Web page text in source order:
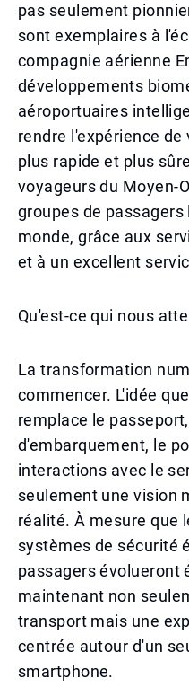
pas seulement
sont exemplaires à
compagnie aérienne
développements
aéroportuaires
rendre l'expérience
plus rapide et plus
voyageurs du Moyen-
groupes de
monde, grâce aux
et à un excellent
Qu'est-ce qui nous
La transformation
commencer. L'idée
remplace le
d'embarquement, le
interactions avec le
seulement une vision
réalité. À mesure que
systèmes de sécurité
passagers évolueront
maintenant non
transport mais une
centrée autour d'un
smartphone.